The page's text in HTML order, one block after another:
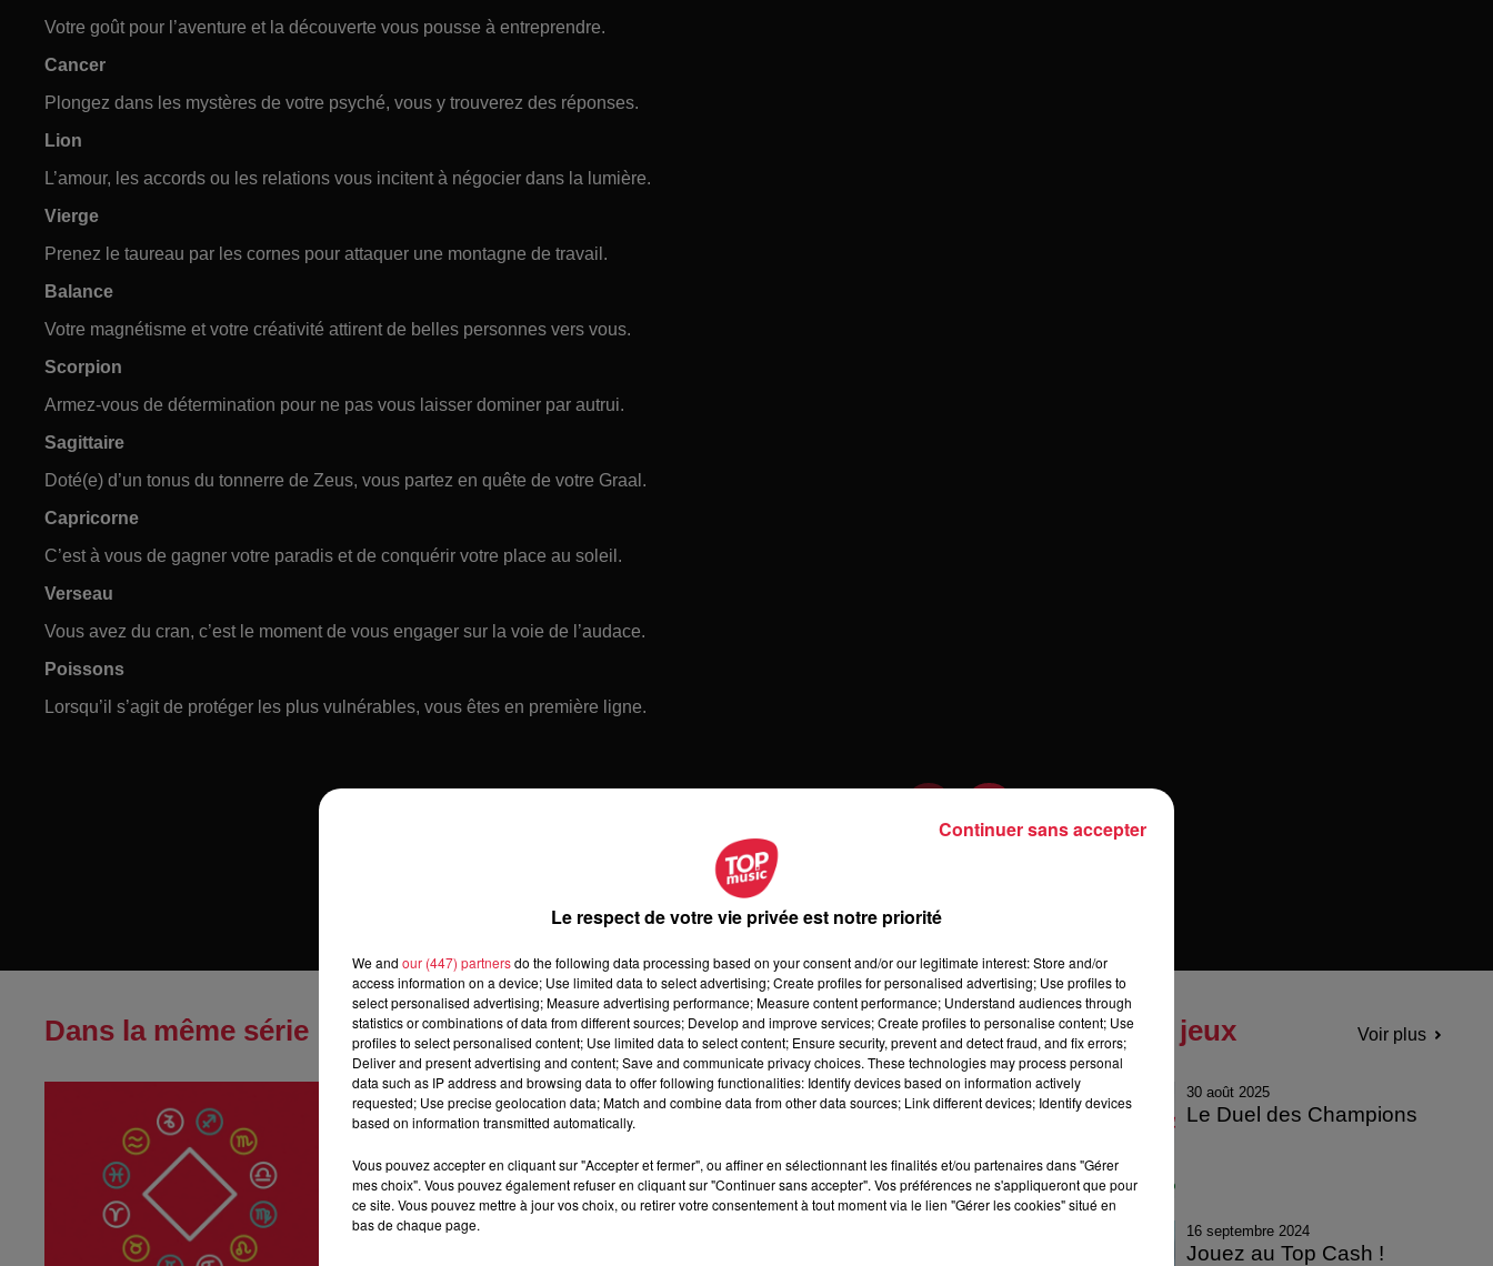
Votre goût pour l’aventure et la découverte vous pousse à entreprendre.
Cancer
Plongez dans les mystères de votre psyché, vous y trouverez des réponses.
Lion
L’amour, les accords ou les relations vous incitent à négocier dans la lumière.
Vierge
Prenez le taureau par les cornes pour attaquer une montagne de travail.
Balance
Votre magnétisme et votre créativité attirent de belles personnes vers vous.
Scorpion
Armez-vous de détermination pour ne pas vous laisser dominer par autrui.
Sagittaire
Doté(e) d’un tonus du tonnerre de Zeus, vous partez en quête de votre Graal.
Capricorne
C’est à vous de gagner votre paradis et de conquérir votre place au soleil.
Verseau
Vous avez du cran, c’est le moment de vous engager sur la voie de l’audace.
Poissons
Lorsqu’il s’agit de protéger les plus vulnérables, vous êtes en première ligne.
Dans la même série
Horoscope du samedi 08 août 2026
Horoscope du samedi 08 août 2026
Tous les jeux Voir plus
30 août 2025
Le Duel des Champions
16 septembre 2024
Jouez au Top Cash !
Le respect de votre vie privée est notre priorité
We and our (447) partnersdo the following data processing based on your consent and/or our legitimate interest: Store and/or
access information on a device; Use limited data to select advertising; Create profiles for personalised advertising; Use profiles to
select personalised advertising; Measure advertising performance; Measure content performance; Understand audiences through
statistics or combinations of data from different sources; Develop and improve services; Create profiles to personalise content; Use
profiles to select personalised content; Use limited data to select content; Ensure security, prevent and detect fraud, and fix errors;
Deliver and present advertising and content; Save and communicate privacy choices. These technologies may process personal
data such as IP address and browsing data to offer following functionalities: Identify devices based on information actively
requested; Use precise geolocation data; Match and combine data from other data sources; Link different devices; Identify devices
based on information transmitted automatically.
Vous pouvez accepter en cliquant sur "Accepter et fermer", ou affiner en sélectionnant les finalités et/ou partenaires dans "Gérer
mes choix". Vous pouvez également refuser en cliquant sur "Continuer sans accepter". Vos préférences ne s'appliqueront que pour
ce site. Vous pouvez mettre à jour vos choix, ou retirer votre consentement à tout moment via le lien "Gérer les cookies" situé en
bas de chaque page.
Continuer sans accepter